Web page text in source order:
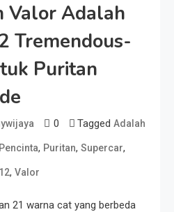
Valor Adalah
Tremendous-
Puritan
0 Tagged Adalah
Pencinta, Puritan, Supercar,
, Valor
21 warna cat yang berbeda